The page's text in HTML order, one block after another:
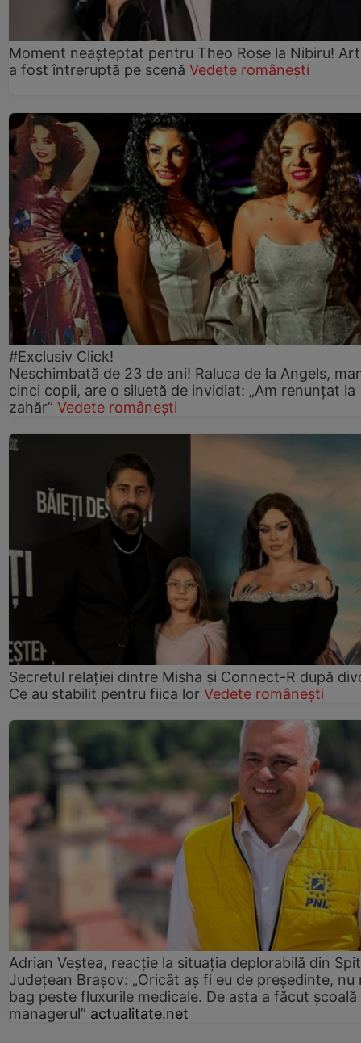
Moment neașteptat pentru Theo Rose la Nibiru!
a fost întreruptă pe scenă Vedete românești
#Exclusiv Click!
Neschimbată de 23 de ani! Raluca de la Angels,
cinci copii, are o siluetă de invidiat: „Am renunțat la
zahăr” Vedete românești
Secretul relației dintre Misha și Connect-R după
Ce au stabilit pentru fiica lor Vedete românești
Adrian Veștea, reacție la situația deplorabilă din
Județean Brașov: „Oricât aș fi eu de președinte, nu
bag peste fluxurile medicale. De asta a făcut școală
managerul” actualitate.net